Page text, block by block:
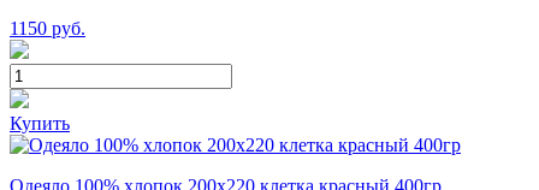
1150 руб.
Купить
Одеяло 100% хлопок 200x220 клетка красный 400гр